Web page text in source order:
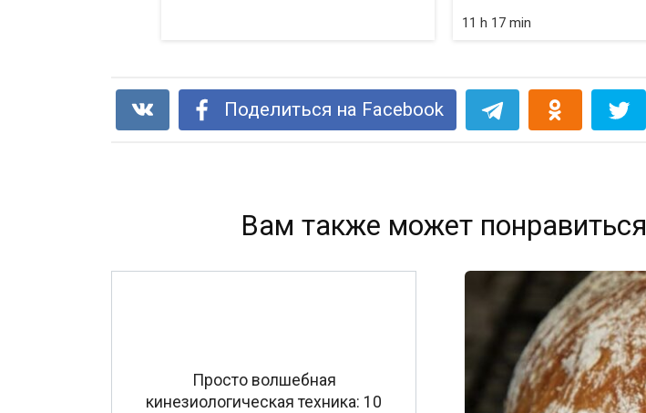
11 h 17 min
Поделиться на Facebook
Вам также может понравиться
Просто волшебная
кинезиологическая техника: 10